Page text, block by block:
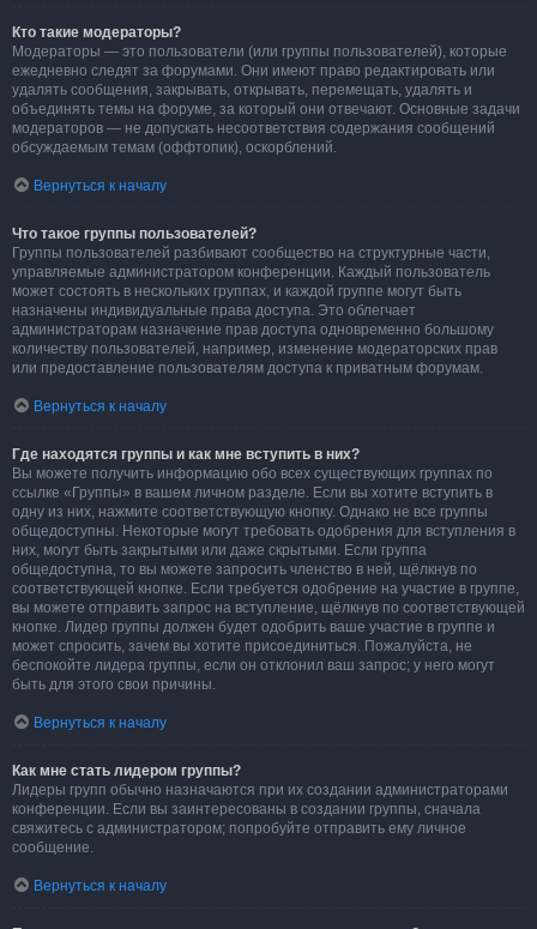
Кто такие модераторы?
Модераторы — это пользователи (или группы пользователей), которые
ежедневно следят за форумами. Они имеют право редактировать или
удалять сообщения, закрывать, открывать, перемещать, удалять и
объединять темы на форуме, за который они отвечают. Основные задачи
модераторов — не допускать несоответствия содержания сообщений
обсуждаемым темам (оффтопик), оскорблений.
Вернуться к началу
Что такое группы пользователей?
Группы пользователей разбивают сообщество на структурные части,
управляемые администратором конференции. Каждый пользователь
может состоять в нескольких группах, и каждой группе могут быть
назначены индивидуальные права доступа. Это облегчает
администраторам назначение прав доступа одновременно большому
количеству пользователей, например, изменение модераторских прав
или предоставление пользователям доступа к приватным форумам.
Вернуться к началу
Где находятся группы и как мне вступить в них?
Вы можете получить информацию обо всех существующих группах по
ссылке «Группы» в вашем личном разделе. Если вы хотите вступить в
одну из них, нажмите соответствующую кнопку. Однако не все группы
общедоступны. Некоторые могут требовать одобрения для вступления в
них, могут быть закрытыми или даже скрытыми. Если группа
общедоступна, то вы можете запросить членство в ней, щёлкнув по
соответствующей кнопке. Если требуется одобрение на участие в группе,
вы можете отправить запрос на вступление, щёлкнув по соответствующей
кнопке. Лидер группы должен будет одобрить ваше участие в группе и
может спросить, зачем вы хотите присоединиться. Пожалуйста, не
беспокойте лидера группы, если он отклонил ваш запрос; у него могут
быть для этого свои причины.
Вернуться к началу
Как мне стать лидером группы?
Лидеры групп обычно назначаются при их создании администраторами
конференции. Если вы заинтересованы в создании группы, сначала
свяжитесь с администратором; попробуйте отправить ему личное
сообщение.
Вернуться к началу